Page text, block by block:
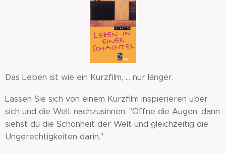
Das Leben ist wie ein Kurzfilm, ... nur länger.
Lassen Sie sich von einem Kurzfilm inspierieren über
sich und die Welt nachzusinnen. "Öffne die Augen, dann
siehst du die Schönheit der Welt und gleichzeitig die
Ungerechtigkeiten darin."